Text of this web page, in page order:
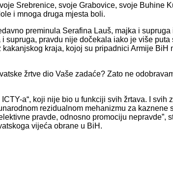
Srebrenice, svoje Grabovice, svoje Buhine
i mnoga druga mjesta boli.
preminula Serafina Lauš, majka i
supruga, pravdu nije dočekala iako je više puta
kraja, kojoj su pripadnici Armije BiH
žrtve dio Vaše zadaće? Zato ne
a“, koji nije bio u funkciji svih žrtava. I svih
rezidualnom mehanizmu za kaznene
pravde, odnosno promociju nepravde”,
vijeća obrane u BiH.